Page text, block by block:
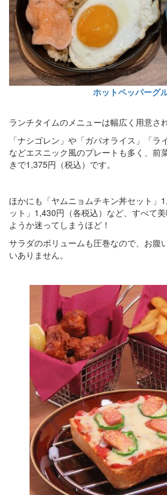
ホットペッパーグ
ランチタイムのメニューは幅広く用意さ
「ナシゴレン」や「ガパオライス」「ラ
などエスニック風のプレートも多く、前
きで1,375円（税込）です。
ほかにも「ヤムニョムチキン丼セット」
ット」1,430円（各税込）など、すべて
ようか迷ってしまうほど！
サラダのボリュームも圧巻なので、お腹
いありません。